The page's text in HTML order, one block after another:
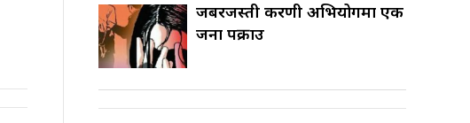
जबरजस्ती करणी अभियोगमा एक
जना पक्राउ